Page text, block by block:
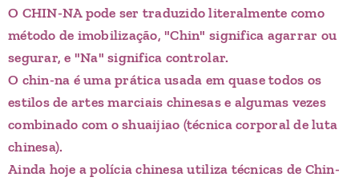
O CHIN-NA pode ser traduzido literalmente como
método de imobilização, "Chin" significa agarrar ou
segurar, e "Na" significa controlar.
O chin-na é uma prática usada em quase todos os
estilos de artes marciais chinesas e algumas vezes
combinado com o shuaijiao (técnica corporal de luta
chinesa).
Ainda hoje a polícia chinesa utiliza técnicas de Chin-